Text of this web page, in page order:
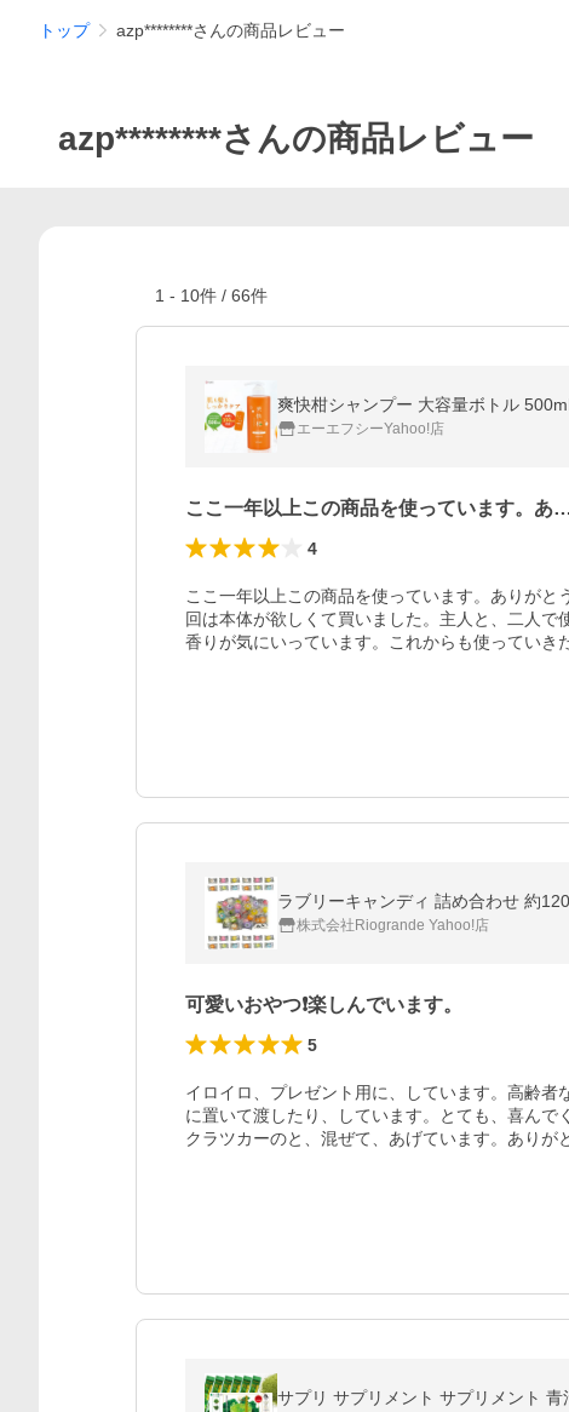
トップ azp********さんの商品レビュー
azp********さんの商品レビュー
1 - 10件 / 66件
爽快柑シャンプー 大容量ボトル
エーエフシーYahoo!店
ここ一年以上この商品を使っています。あ
4
ここ一年以上この商品を使っています。ありが
回は本体が欲しくて買いました。主人と、二人
香りが気にいっています。これからも使っていき
ラブリーキャンディ 詰め合わせ 約
株式会社Riogrande Yahoo!店
可愛いおやつ❗️楽しんでいます。
5
イロイロ、プレゼント用に、しています。高齢
に置いて渡したり、しています。とても、喜ん
クラツカーのと、混ぜて、あげています。ありが
サプリ サプリメント サプリメント